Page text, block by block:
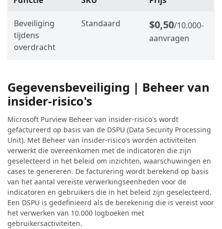
Beveiliging
tijdens
overdracht
Standaard $0,50/10.000-
aanvragen
Gegevensbeveiliging | Beheer van
insider-risico's
Microsoft Purview Beheer van insider-risico's wordt
gefactureerd op basis van de DSPU (Data Security Processing
Unit). Met Beheer van insider-risico's worden activiteiten
verwerkt die overeenkomen met de indicatoren die zijn
geselecteerd in het beleid om inzichten, waarschuwingen en
cases te genereren. De facturering wordt berekend op basis
van het aantal vereiste verwerkingseenheden voor de
indicatoren en gebruikers die in het beleid zijn geselecteerd.
Een DSPU is gedefinieerd als de berekening die is vereist voor
het verwerken van 10.000 logboeken met
gebruikersactiviteiten.